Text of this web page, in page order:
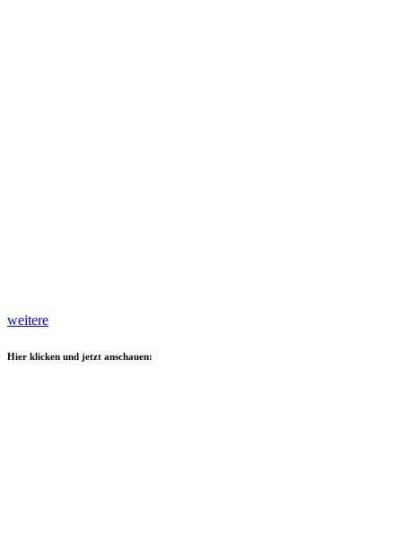
weitere
Hier klicken und jetzt anschauen: